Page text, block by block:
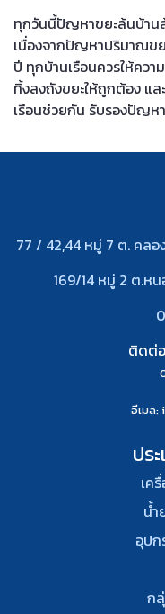
ทุกวันนี้ปัญหาขยะล้นบ้าน
เนื่องจากปัญหาปริมาณขย
ปี ทุกบ้านเรือนควรให้ควา
ทิ้งลงถังขยะให้ถูกต้อง แ
เรือนช่วยกัน รับรองปัญห
77 / 42,44 หมู่ 7 ต. คล
169/14 หมู่ 2 ต.หน
ติดต่
อีเมล:
ปร
เค
น้ำ
อุปก
ก